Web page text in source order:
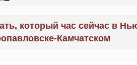
который час сейчас в
Камчатском